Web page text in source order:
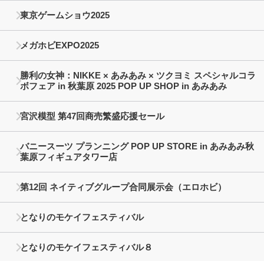
東京ゲームショウ2025
メガホビEXPO2025
勝利の女神：NIKKE × あみあみ × ツクヨミ スペシャルコラ
ボフェア in 秋葉原 2025 POP UP SHOP in あみあみ
宮沢模型 第47回商売繁盛応援セール
バニースーツ プランニング POP UP STORE in あみあみ秋
葉原フィギュアタワー店
第12回 ネイティブグループ合同展示会（エロホビ）
となりのモケイフェスティバル
となりのモケイフェスティバル８